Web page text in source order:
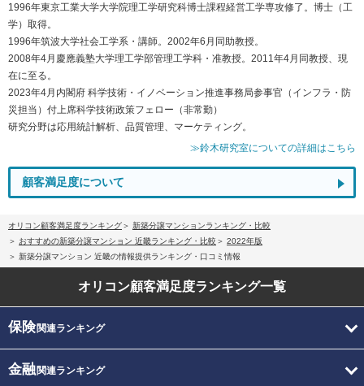
1996年東京工業大学大学院理工学研究科博士課程経営工学専攻修了。博士（工
学）取得。
1996年筑波大学社会工学系・講師。2002年6月同助教授。
2008年4月慶應義塾大学理工学部管理工学科・准教授。2011年4月同教授、現
在に至る。
2023年4月内閣府 科学技術・イノベーション推進事務局参事官（インフラ・防
災担当）付上席科学技術政策フェロー（非常勤）
研究分野は応用統計解析、品質管理、マーケティング。
≫鈴木研究室についての詳細はこちら
顧客満足度について
オリコン顧客満足度ランキング
新築分譲マンションランキング・比較
おすすめの新築分譲マンション 近畿ランキング・比較
2022年版
新築分譲マンション 近畿の情報提供ランキング・口コミ情報
オリコン顧客満足度ランキング一覧
保険関連ランキング
金融関連ランキング